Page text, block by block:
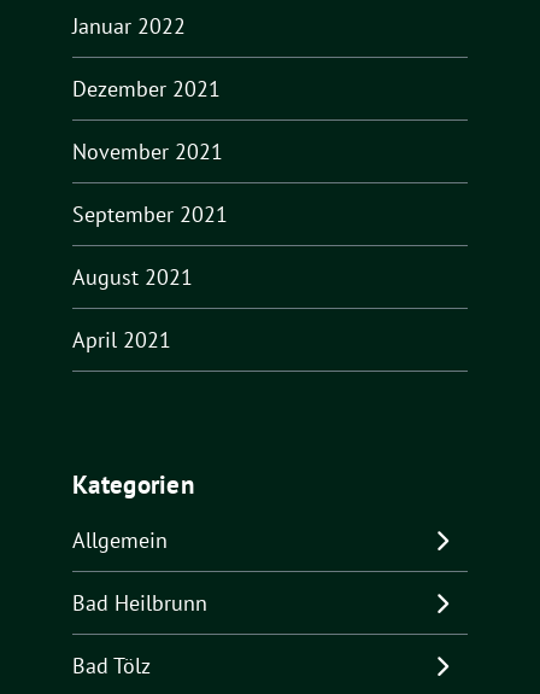
Januar 2022
Dezember 2021
November 2021
September 2021
August 2021
April 2021
Kategorien
Allgemein
Bad Heilbrunn
Bad Tölz